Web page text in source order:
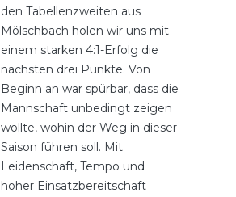
den Tabellenzweiten aus
Mölschbach holen wir uns mit
einem starken 4:1-Erfolg die
nächsten drei Punkte. Von
Beginn an war spürbar, dass die
Mannschaft unbedingt zeigen
wollte, wohin der Weg in dieser
Saison führen soll. Mit
Leidenschaft, Tempo und
hoher Einsatzbereitschaft